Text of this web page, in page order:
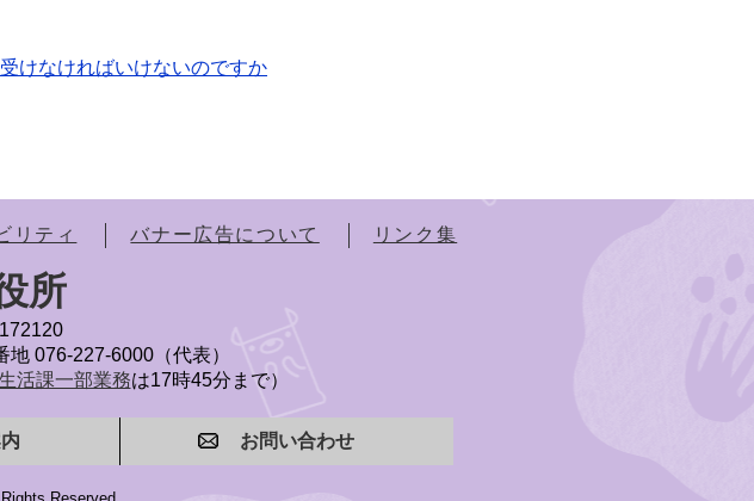
けなければいけないのですか
リティ バナー広告について リンク集
所
地 076-227-6000（代表）
活課一部業務は17時45分まで）
お問い合わせ